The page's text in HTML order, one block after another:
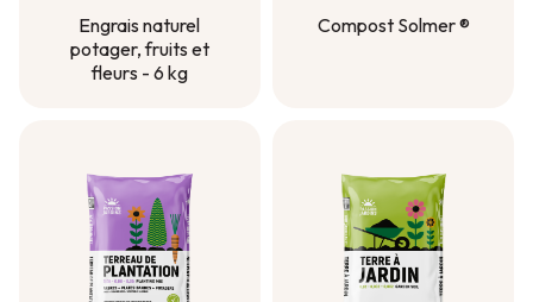
Engrais naturel
potager, fruits et
fleurs - 6 kg
Compost Solmer ®